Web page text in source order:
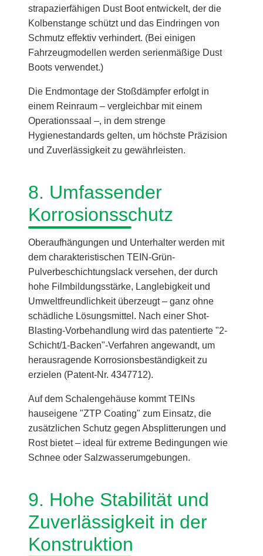
strapazierfähigen Dust Boot entwickelt, der die
Kolbenstange schützt und das Eindringen von
Schmutz effektiv verhindert. (Bei einigen
Fahrzeugmodellen werden serienmäßige Dust
Boots verwendet.)
Die Endmontage der Stoßdämpfer erfolgt in
einem Reinraum – vergleichbar mit einem
Operationssaal –, in dem strenge
Hygienestandards gelten, um höchste Präzision
und Zuverlässigkeit zu gewährleisten.
8. Umfassender
Korrosionsschutz
Oberaufhängungen und Unterhalter werden mit
dem charakteristischen TEIN-Grün-
Pulverbeschichtungslack versehen, der durch
hohe Filmbildungsstärke, Langlebigkeit und
Umweltfreundlichkeit überzeugt – ganz ohne
schädliche Lösungsmittel. Nach einer Shot-
Blasting-Vorbehandlung wird das patentierte "2-
Schicht/1-Backen"-Verfahren angewandt, um
herausragende Korrosionsbeständigkeit zu
erzielen (Patent-Nr. 4347712).
Auf dem Schalengehäuse kommt TEINs
hauseigene "ZTP Coating" zum Einsatz, die
zusätzlichen Schutz gegen Absplitterungen und
Rost bietet – ideal für extreme Bedingungen wie
Schnee oder Salzwasserumgebungen.
9. Hohe Stabilität und
Zuverlässigkeit in der
Konstruktion